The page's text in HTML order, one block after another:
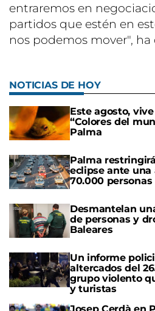
entraremos en
partidos que estén en
nos podemos mover",
NOTICIAS DE HOY
Este agosto,
“Colores del
Palma
Palma
eclipse ante una
70.000 personas
Desmantelan
de personas y
Baleares
Un informe
altercados del
grupo violento
y turistas